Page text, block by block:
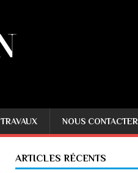
TRAVAUX NOUS CONTACTER
ARTICLES RÉCENTS